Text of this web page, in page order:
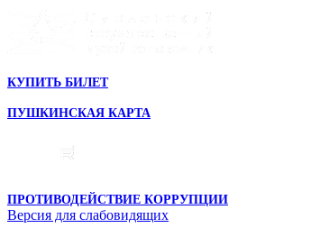
КУПИТЬ БИЛЕТ
ПУШКИНСКАЯ КАРТА
ПРОТИВОДЕЙСТВИЕ КОРРУПЦИИ
Версия для слабовидящих